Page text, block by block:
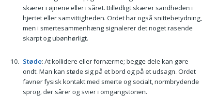
skærer i øjnene eller i såret. Billedligt skærer sandheden i
hjertet eller samvittigheden. Ordet har også snittebetydning,
men i smertesammenhæng signalerer det noget rasende
skarpt og ubønhørligt.
Støde: At kollidere eller fornærme; begge dele kan gøre
ondt. Man kan støde sig på et bord og på et udsagn. Ordet
favner fysisk kontakt med smerte og socialt, normbrydende
sprog, der sårer og svier i omgangstonen.